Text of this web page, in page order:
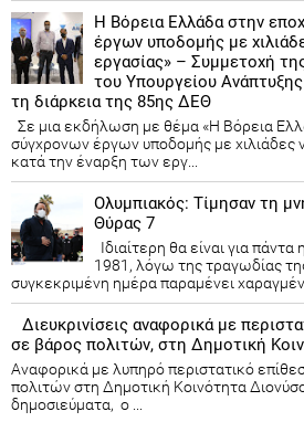
Η Βόρεια Ελλάδα στην
έργων υποδομής με
εργασίας» – Συμμετοχή
του Υπουργείου
τη διάρκεια της 85ης ΔΕΘ
Σε μια εκδήλωση με θέμα «Η Βόρεια
σύγχρονων έργων υποδομής με χιλιάδες
κατά την έναρξη των εργ...
Ολυμπιακός: Τίμησαν τη
Θύρας 7
Ιδιαίτερη θα είναι για
1981, λόγω της τραγωδίας
συγκεκριμένη ημέρα παραμένει
Διευκρινίσεις αναφορικά με
σε βάρος πολιτών, στη Δημοτική
Αναφορικά με λυπηρό περιστατικό
πολιτών στη Δημοτική Κοινότητα
δημοσιεύματα, ο ...